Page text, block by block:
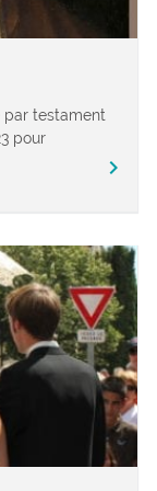
par testament
pour
chevron_right